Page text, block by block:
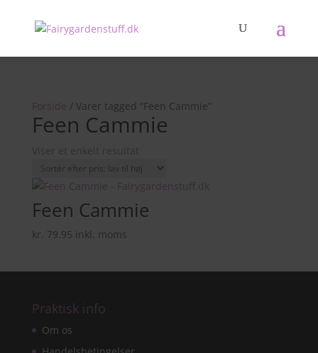
Forside / Varer tagged “Feen Cammie”
Feen Cammie
Feen Cammie
kr. 79.95 inkl. moms
Praktisk info
Om os